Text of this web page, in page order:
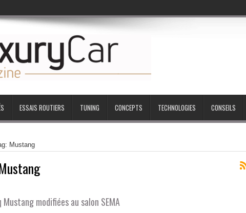
ESSAIS ROUTIERS TUNING CONCEPTS TECHNOLOGIES CONSEILS
Mustang
modifiées au salon SEMA